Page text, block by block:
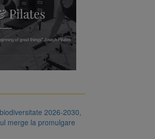
2026-2030,
merge la promulgare